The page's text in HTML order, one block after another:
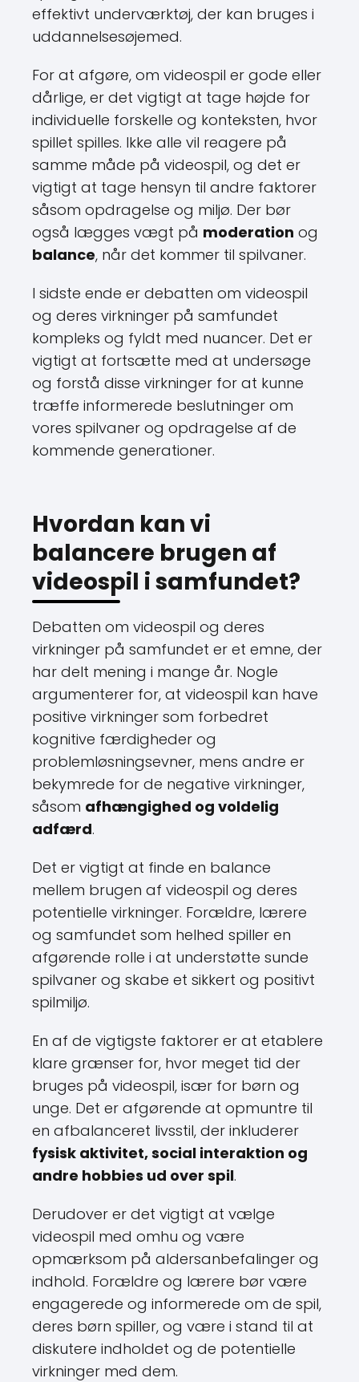
effektivt underværktøj, der kan bruges i
uddannelsesøjemed.
For at afgøre, om videospil er gode eller
dårlige, er det vigtigt at tage højde for
individuelle forskelle og konteksten, hvor
spillet spilles. Ikke alle vil reagere på
samme måde på videospil, og det er
vigtigt at tage hensyn til andre faktorer
såsom opdragelse og miljø. Der bør
også lægges vægt på moderation og
balance, når det kommer til spilvaner.
I sidste ende er debatten om videospil
og deres virkninger på samfundet
kompleks og fyldt med nuancer. Det er
vigtigt at fortsætte med at undersøge
og forstå disse virkninger for at kunne
træffe informerede beslutninger om
vores spilvaner og opdragelse af de
kommende generationer.
Hvordan kan vi
balancere brugen af
videospil i samfundet?
Debatten om videospil og deres
virkninger på samfundet er et emne, der
har delt mening i mange år. Nogle
argumenterer for, at videospil kan have
positive virkninger som forbedret
kognitive færdigheder og
problemløsningsevner, mens andre er
bekymrede for de negative virkninger,
såsom afhængighed og voldelig
adfærd.
Det er vigtigt at finde en balance
mellem brugen af videospil og deres
potentielle virkninger. Forældre, lærere
og samfundet som helhed spiller en
afgørende rolle i at understøtte sunde
spilvaner og skabe et sikkert og positivt
spilmiljø.
En af de vigtigste faktorer er at etablere
klare grænser for, hvor meget tid der
bruges på videospil, især for børn og
unge. Det er afgørende at opmuntre til
en afbalanceret livsstil, der inkluderer
fysisk aktivitet, social interaktion og
andre hobbies ud over spil.
Derudover er det vigtigt at vælge
videospil med omhu og være
opmærksom på aldersanbefalinger og
indhold. Forældre og lærere bør være
engagerede og informerede om de spil,
deres børn spiller, og være i stand til at
diskutere indholdet og de potentielle
virkninger med dem.